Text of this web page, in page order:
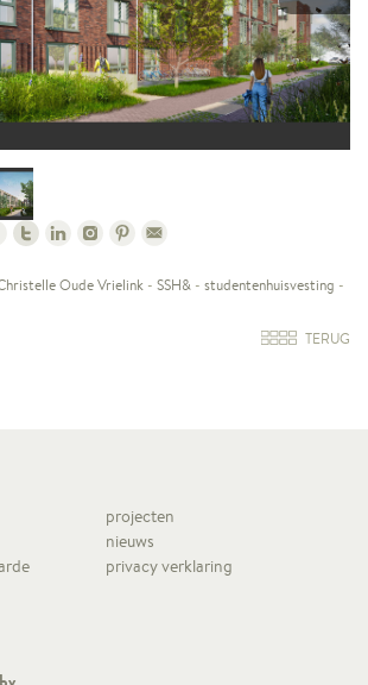
Oude Vrielink - SSH& - studentenhuisvesting -
TERUG
projecten
nieuws
privacy verklaring